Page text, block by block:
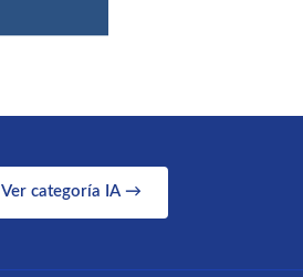
Ver categoría IA →